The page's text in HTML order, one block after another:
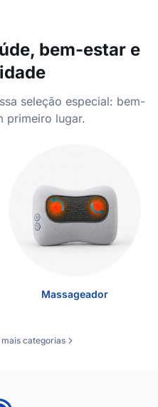
bem-estar e
seleção especial: bem-
primeiro lugar.
Massageador
categorias